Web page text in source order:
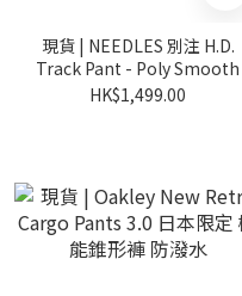
現貨 | NEEDLES 別注 H.D.
Track Pant - Poly Smooth
HK$1,499.00